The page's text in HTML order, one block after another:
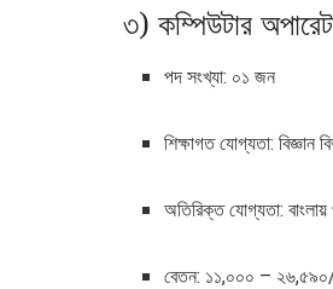
৩) কম্পিউটার
পদ সংখ্যা: ০১ জন
শিক্ষাগত যোগ্যতা: বিজ্ঞান
অতিরিক্ত যোগ্যতা:
বেতন: ১১,০০০ –